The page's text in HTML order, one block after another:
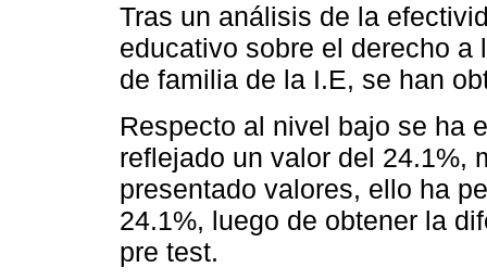
Tras un análisis de la
educativo sobre el derecho
de familia de la I.E, se han
Respecto al nivel bajo se ha
reflejado un valor del 24.1%,
presentado valores, ello ha
24.1%, luego de obtener la
pre test.